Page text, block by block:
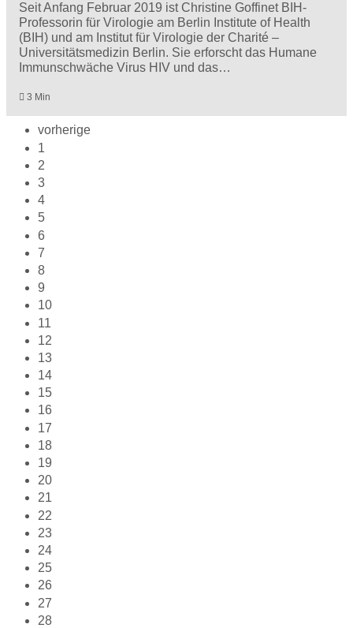
Seit Anfang Februar 2019 ist Christine Goffinet BIH-
Professorin für Virologie am Berlin Institute of Health
(BIH) und am Institut für Virologie der Charité –
Universitätsmedizin Berlin. Sie erforscht das Humane
Immunschwäche Virus HIV und das…
3 Min
vorherige
1
2
3
4
5
6
7
8
9
10
11
12
13
14
15
16
17
18
19
20
21
22
23
24
25
26
27
28